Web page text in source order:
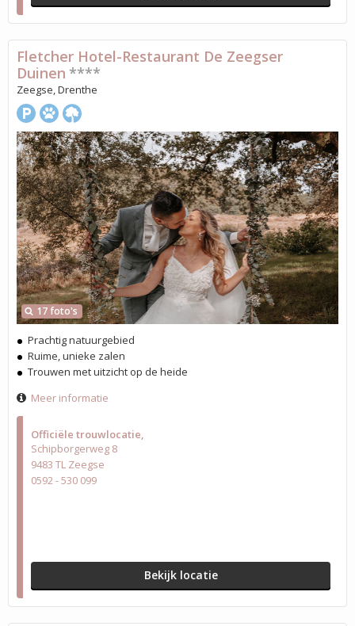
Officiële trouwlocatie
Schipborgerweg 8
9483 TL Zeegse
0592 - 530 099
Bekijk locatie
17 foto's
Fletcher Hotel-Restaurant De Zeegser
Duinen ****
Zeegse, Drenthe
Prachtig natuurgebied
Ruime, unieke zalen
Trouwen met uitzicht op de heide
Meer informatie